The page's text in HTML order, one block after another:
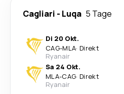
Cagliari - Luqa 5 Tage
Di 20 Okt.
CAG-MLA· Direkt
Ryanair
Sa 24 Okt.
MLA-CAG· Direkt
Ryanair